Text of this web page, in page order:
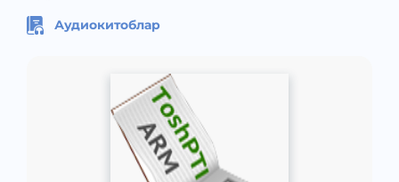
Аудиокитоблар